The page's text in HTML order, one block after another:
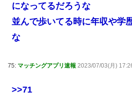
になってるだろうな
並んで歩いてる時に年収や学
な
75: マッチングアプリ速報 2023/07/03(月)
>>71